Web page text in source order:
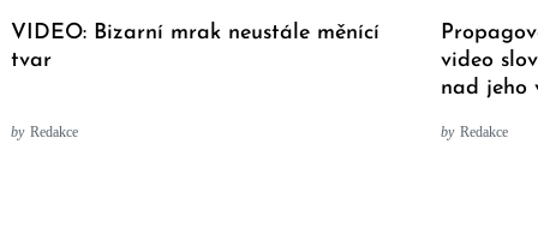
VIDEO: Bizarní mrak neustále měnící
tvar
by Redakce
video
nad jeho
by Redakce